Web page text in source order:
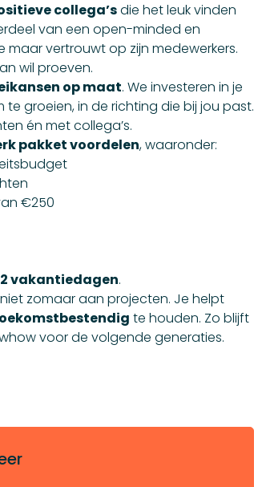
collega’sdie het leuk vinden
van een open-minded en
vertrouwt op zijn medewerkers.
wil proeven.
op maat. We investeren in je
groeien, in de richting die bij jou past.
én met collega’s.
pakket voordelen, waaronder:
€250
vakantiedagen.
zomaar aan projecten. Je helpt
te houden. Zo blijft
voor de volgende generaties.